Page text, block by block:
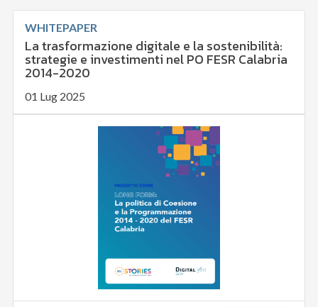
WHITEPAPER
La trasformazione digitale e la sostenibilità:
strategie e investimenti nel PO FESR Calabria
2014-2020
01 Lug 2025